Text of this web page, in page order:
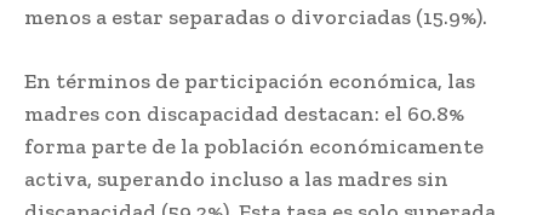
menos a estar separadas o divorciadas (15.9%).
En términos de participación económica, las
madres con discapacidad destacan: el 60.8%
forma parte de la población económicamente
activa, superando incluso a las madres sin